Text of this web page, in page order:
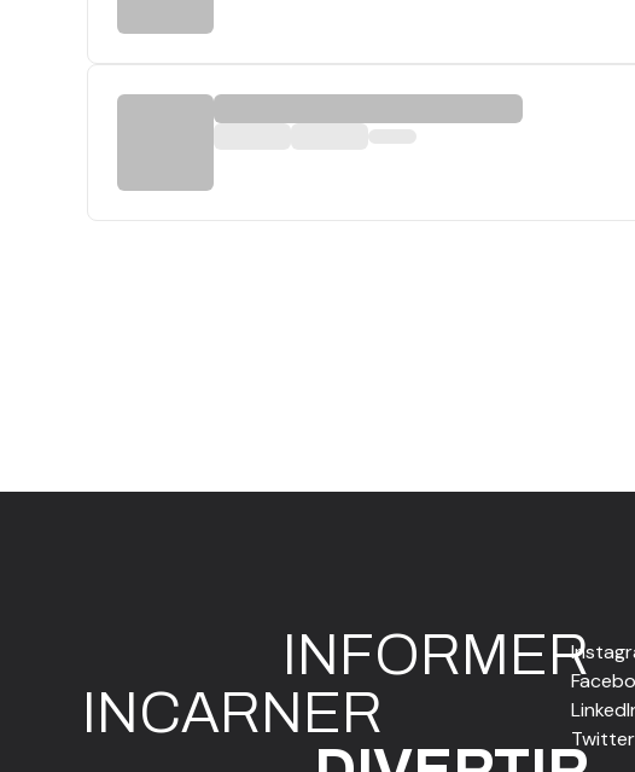
INFORMER
INCARNER
Twitter